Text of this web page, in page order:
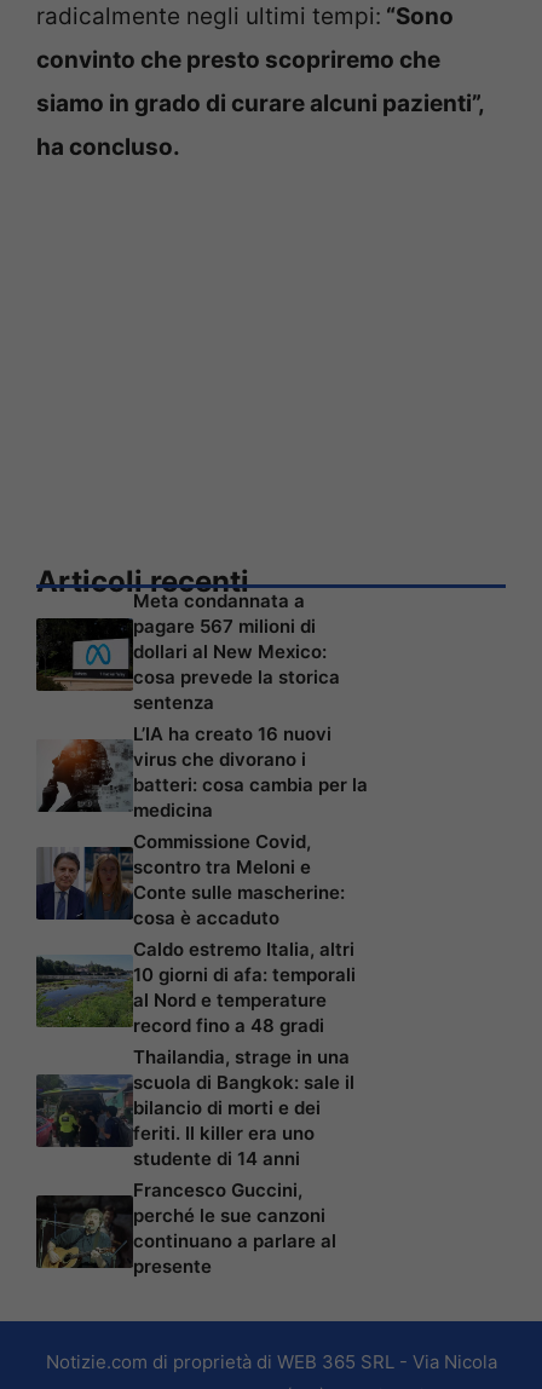
radicalmente negli ultimi tempi: “Sono
convinto che presto scopriremo che
siamo in grado di curare alcuni pazienti”,
ha concluso.
Articoli recenti
Meta condannata a
pagare 567 milioni di
dollari al New Mexico:
cosa prevede la storica
sentenza
L’IA ha creato 16 nuovi
virus che divorano i
batteri: cosa cambia per la
medicina
Commissione Covid,
scontro tra Meloni e
Conte sulle mascherine:
cosa è accaduto
Caldo estremo Italia, altri
10 giorni di afa: temporali
al Nord e temperature
record fino a 48 gradi
Thailandia, strage in una
scuola di Bangkok: sale il
bilancio di morti e dei
feriti. Il killer era uno
studente di 14 anni
Francesco Guccini,
perché le sue canzoni
continuano a parlare al
presente
Notizie.com di proprietà di WEB 365 SRL - Via Nicola